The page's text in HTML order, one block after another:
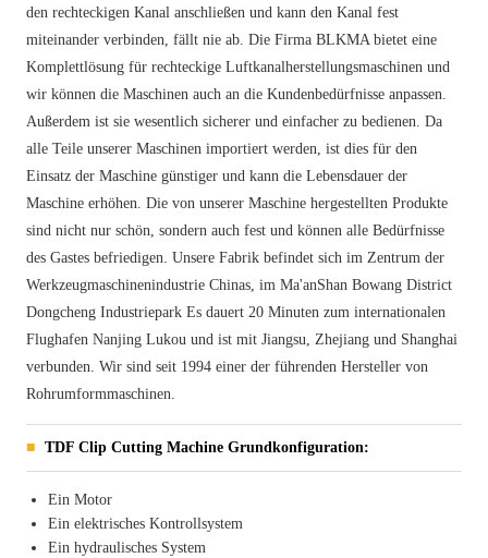
den rechteckigen Kanal anschließen und kann den Kanal fest
miteinander verbinden, fällt nie ab. Die Firma BLKMA bietet eine
Komplettlösung für rechteckige Luftkanalherstellungsmaschinen und
wir können die Maschinen auch an die Kundenbedürfnisse anpassen.
Außerdem ist sie wesentlich sicherer und einfacher zu bedienen. Da
alle Teile unserer Maschinen importiert werden, ist dies für den
Einsatz der Maschine günstiger und kann die Lebensdauer der
Maschine erhöhen. Die von unserer Maschine hergestellten Produkte
sind nicht nur schön, sondern auch fest und können alle Bedürfnisse
des Gastes befriedigen. Unsere Fabrik befindet sich im Zentrum der
Werkzeugmaschinenindustrie Chinas, im Ma'anShan Bowang District
Dongcheng Industriepark Es dauert 20 Minuten zum internationalen
Flughafen Nanjing Lukou und ist mit Jiangsu, Zhejiang und Shanghai
verbunden. Wir sind seit 1994 einer der führenden Hersteller von
Rohrumformmaschinen.
TDF Clip Cutting Machine Grundkonfiguration:
Ein Motor
Ein elektrisches Kontrollsystem
Ein hydraulisches System